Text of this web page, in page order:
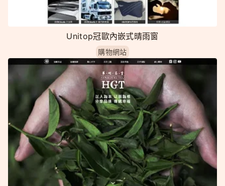
Unitop冠歐內嵌式晴雨窗
購物網站